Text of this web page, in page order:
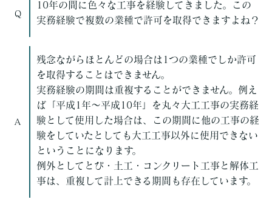
Q
10年の間に色々な工事を経験してきました。この
実務経験で複数の業種で許可を取得できますよね？
A
残念ながらほとんどの場合は1つの業種でしか許可
を取得することはできません。
実務経験の期間は重複することができません。例え
ば「平成1年～平成10年」を丸々大工工事の実務経
験として使用した場合は、この期間に他の工事の経
験をしていたとしても大工工事以外に使用できない
ということになります。
例外としてとび・土工・コンクリート工事と解体工
事は、重複して計上できる期間も存在しています。